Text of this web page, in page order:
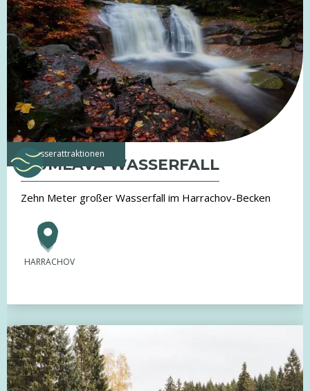
Wasserattraktionen
MUMLAVA WASSERFALL
Zehn Meter großer Wasserfall im Harrachov-Becken
HARRACHOV